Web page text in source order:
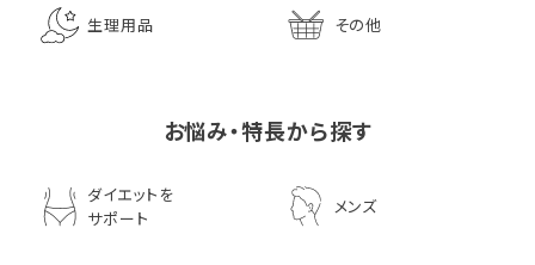
生理用品 その他
お悩み・特長から探す
ダイエットを
サポート
メンズ